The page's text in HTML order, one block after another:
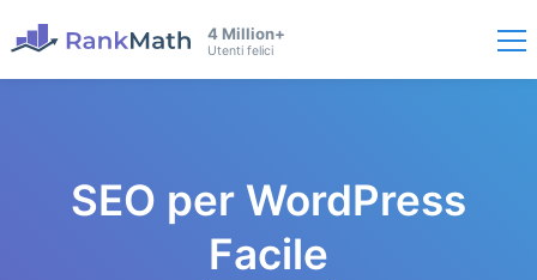
4 Million+
Utenti felici
SEO per WordPress
Facile